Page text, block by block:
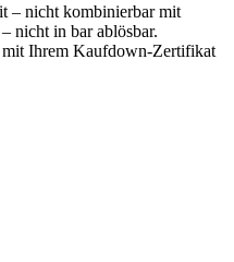
– nicht kombinierbar mit
nicht in bar ablösbar.
Ihrem Kaufdown-Zertifikat